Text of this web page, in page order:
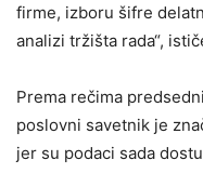
firme, izboru šifre
analizi tržišta rada“,
Prema rečima
poslovni savetnik je
jer su podaci sada